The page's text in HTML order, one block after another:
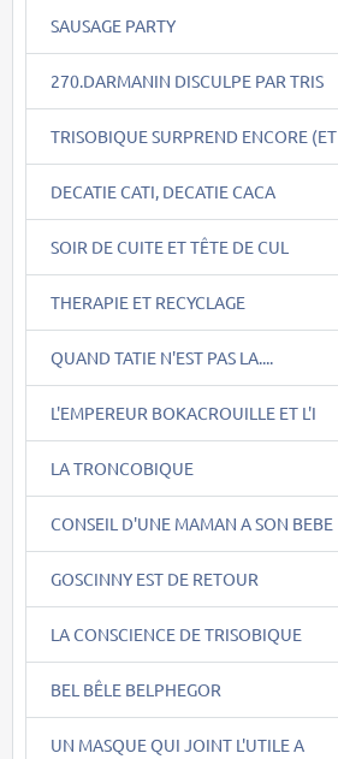
SAUSAGE PARTY
270.DARMANIN DISCULPE PAR TRIS
TRISOBIQUE SURPREND ENCORE (ET
DECATIE CATI, DECATIE CACA
SOIR DE CUITE ET TÊTE DE CUL
THERAPIE ET RECYCLAGE
QUAND TATIE N'EST PAS LA....
L'EMPEREUR BOKACROUILLE ET L'I
LA TRONCOBIQUE
CONSEIL D'UNE MAMAN A SON BEBE
GOSCINNY EST DE RETOUR
LA CONSCIENCE DE TRISOBIQUE
BEL BÊLE BELPHEGOR
UN MASQUE QUI JOINT L'UTILE A